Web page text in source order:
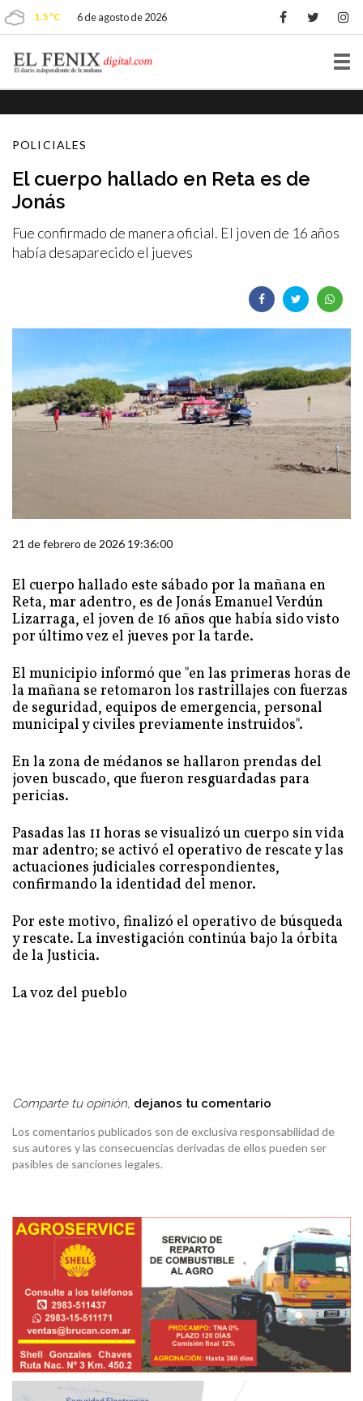
1.5 ºC 6 de agosto de 2026
POLICIALES
El cuerpo hallado en Reta es de
Jonás
Fue confirmado de manera oficial. El joven de 16 años
había desaparecido el jueves
21 de febrero de 2026 19:36:00
El cuerpo hallado este sábado por la mañana en
Reta, mar adentro, es de Jonás Emanuel Verdún
Lizarraga, el joven de 16 años que había sido visto
por último vez el jueves por la tarde.
El municipio informó que "en las primeras horas de
la mañana se retomaron los rastrillajes con fuerzas
de seguridad, equipos de emergencia, personal
municipal y civiles previamente instruidos".
En la zona de médanos se hallaron prendas del
joven buscado, que fueron resguardadas para
pericias.
Pasadas las 11 horas se visualizó un cuerpo sin vida
mar adentro; se activó el operativo de rescate y las
actuaciones judiciales correspondientes,
confirmando la identidad del menor.
Por este motivo, finalizó el operativo de búsqueda
y rescate. La investigación continúa bajo la órbita
de la Justicia.
La voz del pueblo
Comparte tu opinión, dejanos tu comentario
Los comentarios publicados son de exclusiva responsabilidad de
sus autores y las consecuencias derivadas de ellos pueden ser
pasibles de sanciones legales.